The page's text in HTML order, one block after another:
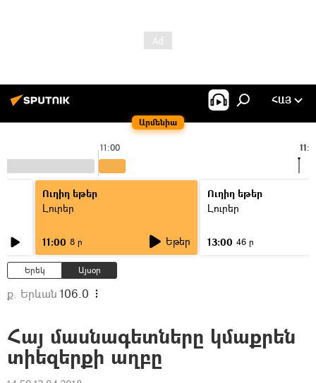
Արմենիա
ՀԱՅ
11:00
Ուղիղ եթեր
Լուրեր
11:00 8 ր Եթեր
Ուղիղ եթեր
Լուրեր
13:00 46 ր
Երեկ Այսօր
ք. Երևան 106.0
Հայ մասնագետները կմաքրեն
տիեզերքի աղբը